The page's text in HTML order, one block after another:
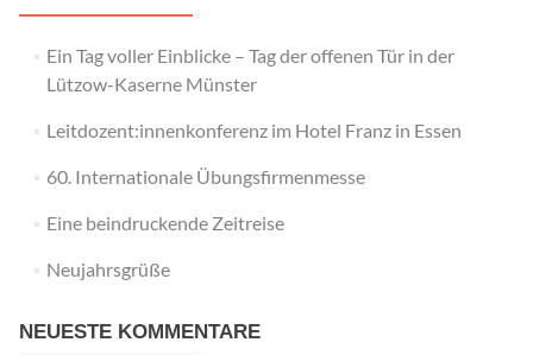
Ein Tag voller Einblicke – Tag der offenen Tür in der
Lützow-Kaserne Münster
Leitdozent:innenkonferenz im Hotel Franz in Essen
60. Internationale Übungsfirmenmesse
Eine beindruckende Zeitreise
Neujahrsgrüße
NEUESTE KOMMENTARE